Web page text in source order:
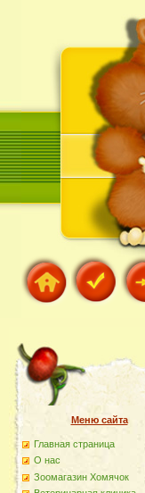
Меню сайта
Главная страница
О наc
Зоомагазин Хомячок